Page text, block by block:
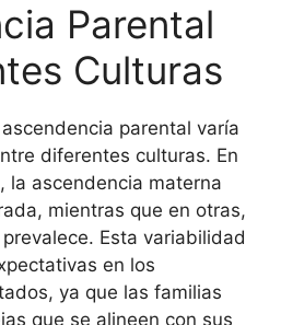
Parental
Culturas
parental varía
diferentes culturas. En
la ascendencia materna
mientras que en otras,
Esta variabilidad
en los
ya que las familias
que se alineen con sus